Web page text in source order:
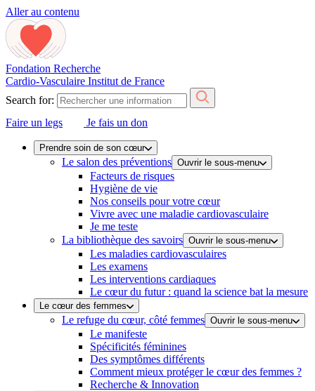
Aller au contenu
Fondation Recherche
Cardio-Vasculaire Institut de France
Search for:
Faire un legs
Je fais un don
Prendre soin de son cœur
Le salon des préventions Ouvrir le sous-menu
Facteurs de risques
Hygiène de vie
Nos conseils pour votre cœur
Vivre avec une maladie cardiovasculaire
Je me teste
La bibliothèque des savoirs Ouvrir le sous-menu
Les maladies cardiovasculaires
Les examens
Les interventions cardiaques
Le cœur du futur : quand la science bat la mesure
Le cœur des femmes
Le refuge du cœur, côté femmes Ouvrir le sous-menu
Le manifeste
Spécificités féminines
Des symptômes différents
Comment mieux protéger le cœur des femmes ?
Recherche & Innovation